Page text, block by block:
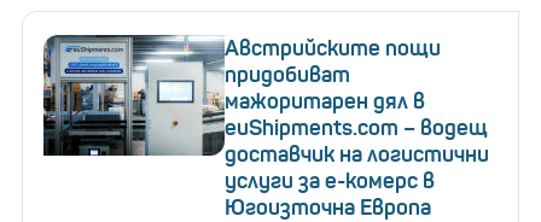
Австрийските пощи
придобиват
мажоритарен дял в
euShipments.com – водещ
доставчик на логистични
услуги за е-комерс в
Югоизточна Европа